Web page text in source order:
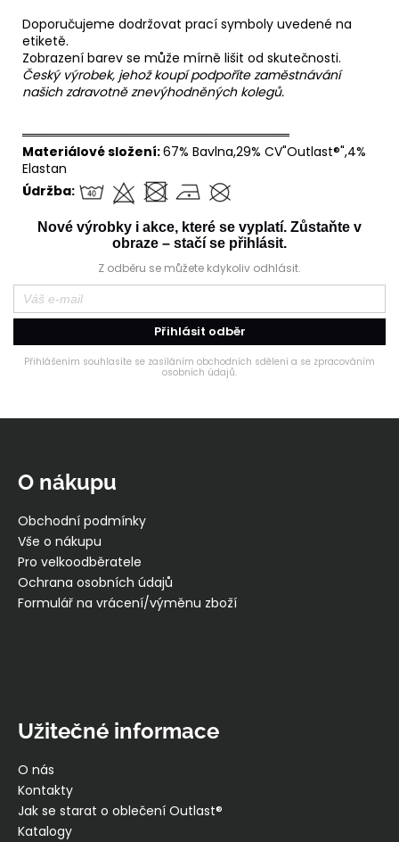
Doporučujeme dodržovat prací symboly uvedené na
etiketě.
Zobrazení barev se může mírně lišit od skutečnosti.
Český výrobek, jehož koupí podpoříte zaměstnávání
našich zdravotně znevýhodněných kolegů.
══════════════════════════════
Materiálové složení:67% Bavlna,29% CV"Outlast®",4%
Elastan
Údržba:
Nové výrobky i akce, které se vyplatí. Zůstaňte v
obraze – stačí se přihlásit.
Z odběru se můžete kdykoliv odhlásit.
Přihlásit odběr
Přihlášením souhlasíte se zasíláním obchodních sdělení a se zpracováním
osobních údajů.
O nákupu
Obchodní podmínky
Vše o nákupu
Pro velkoodběratele
Ochrana osobních údajů
Formulář na vrácení/výměnu zboží
Užitečné informace
O nás
Kontakty
Jak se starat o oblečení Outlast®
Katalogy